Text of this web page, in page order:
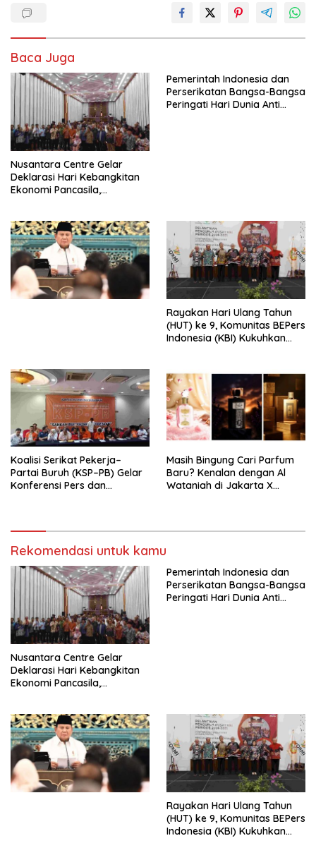
Baca Juga
Nusantara Centre Gelar
Deklarasi Hari Kebangkitan
Ekonomi Pancasila,
Penjajahan (Pergolakan
Ekonomi Politik Indonesia) &
Simposium Nasional “Urgensi
Undang-Undang
Perekonomian Nasional dan
Kesejahteraan Sosial dalam
Pemerintah Indonesia dan
Perserikatan Bangsa-Bangsa
Peringati Hari Dunia Anti
Rayakan Hari Ulang Tahun
(HUT) ke 9, Komunitas BEPers
Indonesia (KBI) Kukuhkan
Tema: “Penguatan dan
Pengembangan Organisasi
KBI yang Berbasis Riset di
seluruh Indonesia dan
Mancanegara”.
Koalisi Serikat Pekerja–
Partai Buruh (KSP–PB) Gelar
Konferensi Pers dan
Masih Bingung Cari Parfum
Baru? Kenalan dengan Al
Wataniah di Jakarta X
Rekomendasi untuk kamu
Nusantara Centre Gelar
Deklarasi Hari Kebangkitan
Ekonomi Pancasila,
Penjajahan (Pergolakan
Ekonomi Politik Indonesia) &
Simposium Nasional “Urgensi
Undang-Undang
Perekonomian Nasional dan
Kesejahteraan Sosial dalam
Pemerintah Indonesia dan
Perserikatan Bangsa-Bangsa
Peringati Hari Dunia Anti
Rayakan Hari Ulang Tahun
(HUT) ke 9, Komunitas BEPers
Indonesia (KBI) Kukuhkan